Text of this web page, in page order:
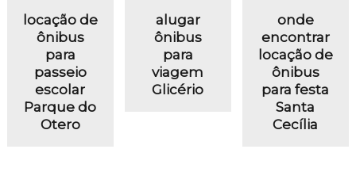
locação de
ônibus
para
passeio
escolar
Parque do
Otero
alugar
ônibus
para
viagem
Glicério
onde
encontrar
locação de
ônibus
para festa
Santa
Cecília